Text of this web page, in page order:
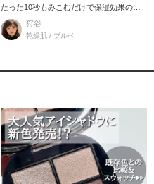
たった10秒もみこむだけで保湿効果の高
い
狩谷
乾燥肌 / ブルベ